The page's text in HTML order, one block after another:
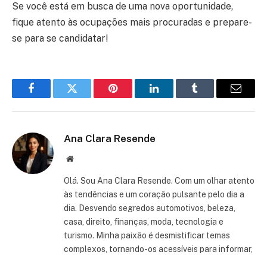
Se você está em busca de uma nova oportunidade,
fique atento às ocupações mais procuradas e prepare-
se para se candidatar!
FacebookTwitter Pinterest LinkedInTumblr Email
Ana Clara Resende
Website
Olá. Sou Ana Clara Resende. Com um olhar atento
às tendências e um coração pulsante pelo dia a
dia. Desvendo segredos automotivos, beleza,
casa, direito, finanças, moda, tecnologia e
turismo. Minha paixão é desmistificar temas
complexos, tornando-os acessíveis para informar,